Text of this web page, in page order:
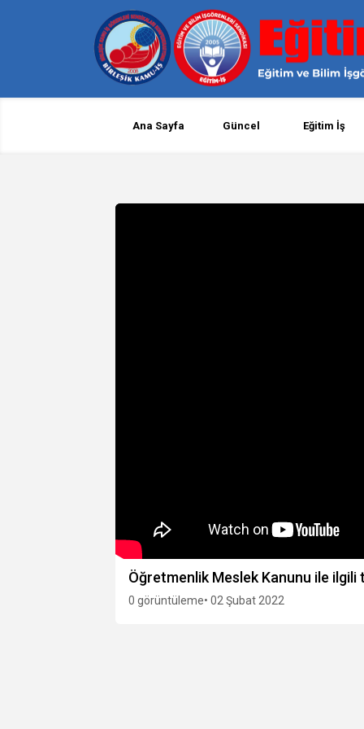
Ana Sayfa Güncel Eğitim İş
Öğretmenlik Meslek Kanunu ile ilgili
0 görüntüleme• 02 Şubat 2022